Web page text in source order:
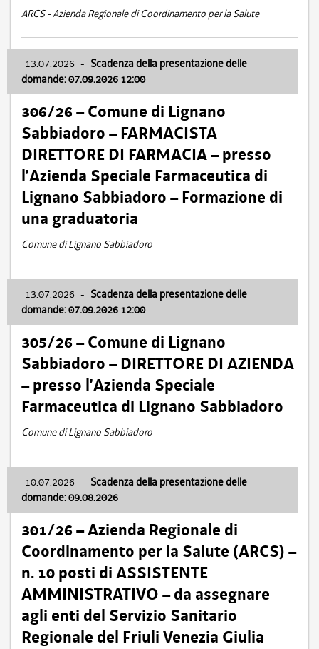
ARCS - Azienda Regionale di Coordinamento per la Salute
13.07.2026 - Scadenza della presentazione delle
domande: 07.09.2026 12:00
306/26 – Comune di Lignano
Sabbiadoro – FARMACISTA
DIRETTORE DI FARMACIA – presso
l’Azienda Speciale Farmaceutica di
Lignano Sabbiadoro – Formazione di
una graduatoria
Comune di Lignano Sabbiadoro
13.07.2026 - Scadenza della presentazione delle
domande: 07.09.2026 12:00
305/26 – Comune di Lignano
Sabbiadoro – DIRETTORE DI AZIENDA
– presso l’Azienda Speciale
Farmaceutica di Lignano Sabbiadoro
Comune di Lignano Sabbiadoro
10.07.2026 - Scadenza della presentazione delle
domande: 09.08.2026
301/26 – Azienda Regionale di
Coordinamento per la Salute (ARCS) –
n. 10 posti di ASSISTENTE
AMMINISTRATIVO – da assegnare
agli enti del Servizio Sanitario
Regionale del Friuli Venezia Giulia